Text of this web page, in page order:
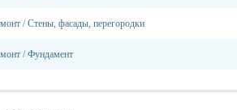
/Стены, фасады, перегородки
/Фундамент